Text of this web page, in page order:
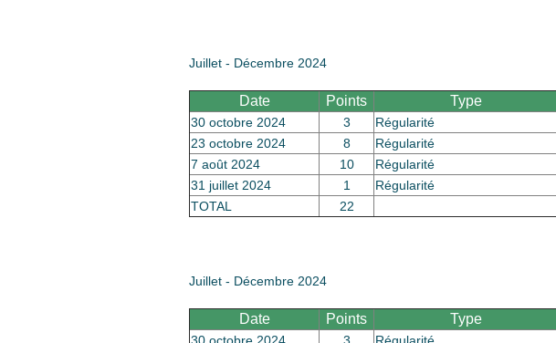
Juillet - Décembre 2024
Date Points Type
30 octobre 2024 3
Régularité
23 octobre 2024
8
Régularité
7 août 2024
10
Régularité
31 juillet 2024
1
Régularité
TOTAL
22
Juillet - Décembre 2024
Date Points Type